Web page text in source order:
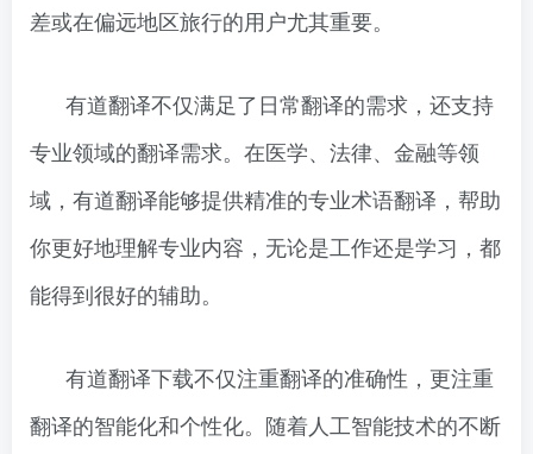
差或在偏远地区旅行的用户尤其重要。
有道翻译不仅满足了日常翻译的需求，还支持
专业领域的翻译需求。在医学、法律、金融等领
域，有道翻译能够提供精准的专业术语翻译，帮助
你更好地理解专业内容，无论是工作还是学习，都
能得到很好的辅助。
有道翻译下载不仅注重翻译的准确性，更注重
翻译的智能化和个性化。随着人工智能技术的不断